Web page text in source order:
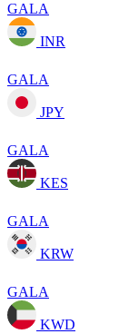
GALA
INR
GALA
JPY
GALA
KES
GALA
KRW
GALA
KWD